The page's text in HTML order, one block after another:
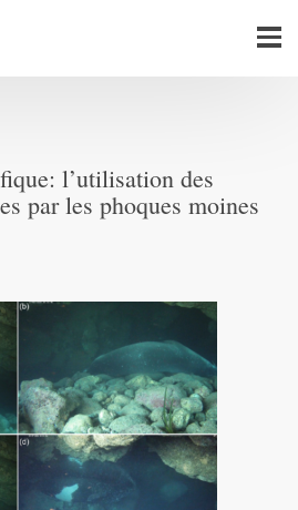
l’utilisation des
par les phoques moines